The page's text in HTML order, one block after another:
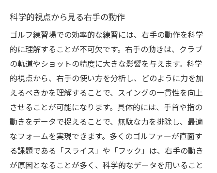
科学的視点から見る右手の動作
ゴルフ練習場での効率的な練習には、右手の動作を科学
的に理解することが不可欠です。右手の動きは、クラブ
の軌道やショットの精度に大きな影響を与えます。科学
的視点から、右手の使い方を分析し、どのように力を加
えるべきかを理解することで、スイングの一貫性を向上
させることが可能になります。具体的には、手首や指の
動きをデータで捉えることで、無駄な力を排除し、最適
なフォームを実現できます。多くのゴルファーが直面す
る課題である「スライス」や「フック」は、右手の動き
が原因となることが多く、科学的なデータを用いること